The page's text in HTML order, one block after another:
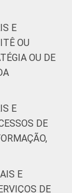
E
OU
OU DE
E
DE
E
DE